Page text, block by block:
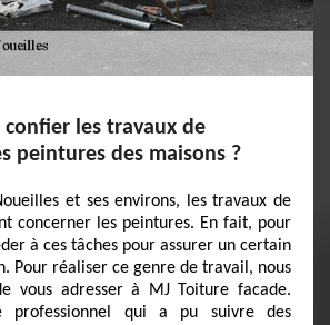
les travaux de
peintures des maisons ?
et ses environs, les travaux de
concerner les peintures. En fait, pour
à ces tâches pour assurer un certain
Pour réaliser ce genre de travail, nous
vous adresser à MJ Toiture facade.
professionnel qui a pu suivre des